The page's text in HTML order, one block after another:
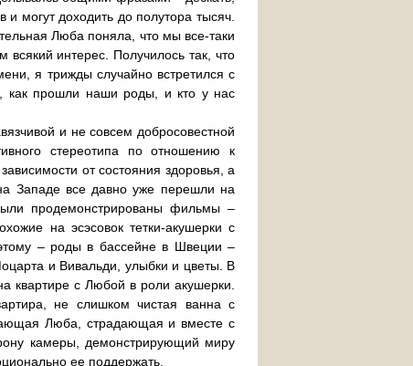
могут доходить до полутора тысяч.
Люба поняла, что мы все-таки
интерес. Получилось так, что
я трижды случайно встретился с
как прошли наши роды, и кто у нас
и не совсем добросовестной
стереотипа по отношению к
от состояния здоровья, а
Западе все давно уже перешли на
продемонстрированы фильмы –
на эсэсовок тетки-акушерки с
– роды в бассейне в Швеции –
и Вивальди, улыбки и цветы. В
с Любой в роли акушерки.
не слишком чистая ванна с
Люба, страдающая и вместе с
камеры, демонстрирующий миру
ее поддержать.